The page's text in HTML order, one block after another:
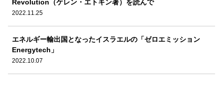
Revolution（ケレン・エトキン著）を読んで
2022.11.25
エネルギー輸出国となったイスラエルの「ゼロエミッション
Energytech」
2022.10.07